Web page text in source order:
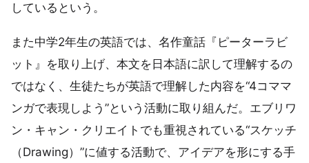
しているという。
また中学2年生の英語では、名作童話『ピーターラビ
ット』を取り上げ、本文を日本語に訳して理解するの
ではなく、生徒たちが英語で理解した内容を“4コママ
ンガで表現しよう”という活動に取り組んだ。エブリワ
ン・キャン・クリエイトでも重視されている“スケッチ
（Drawing）”に値する活動で、アイデアを形にする手